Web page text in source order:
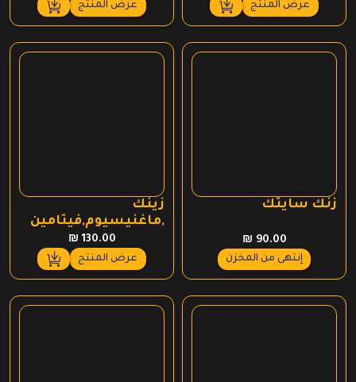
هو:
₪ 340.00.
هو:
₪ 279.00.
عرض المنتج
هو:
₪ 320.00.
هو:
₪ 249.00.
عرض المنتج
زنك سايتك
₪ 90.00
إنتهى من المخزن
زينك
,ماغنيسيوم,فيتامين
ب بايوتيك يو اس اي
₪ 130.00
عرض المنتج